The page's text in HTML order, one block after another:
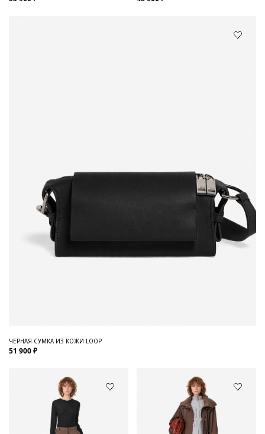
ЧЕРНАЯ СУМКА ИЗ КОЖИ LOOP
51 900 ₽